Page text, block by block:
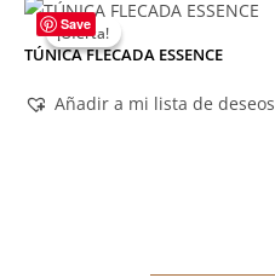
Save
¡Oferta!
¡Oferta!
TÚNICA FLECADA ESSENCE
Añadir a mi lista de deseos